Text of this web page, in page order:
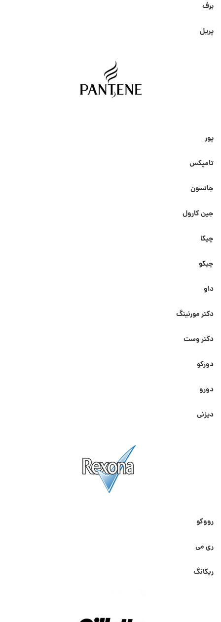
برف
پریل
پور
تامپکس
جانسون
جین کارول
چیکا
چیکو
داو
دکتر مورنینگ
دکتر وست
دورکو
دورو
دیزنی
رووکو
ری می
ریکانگ